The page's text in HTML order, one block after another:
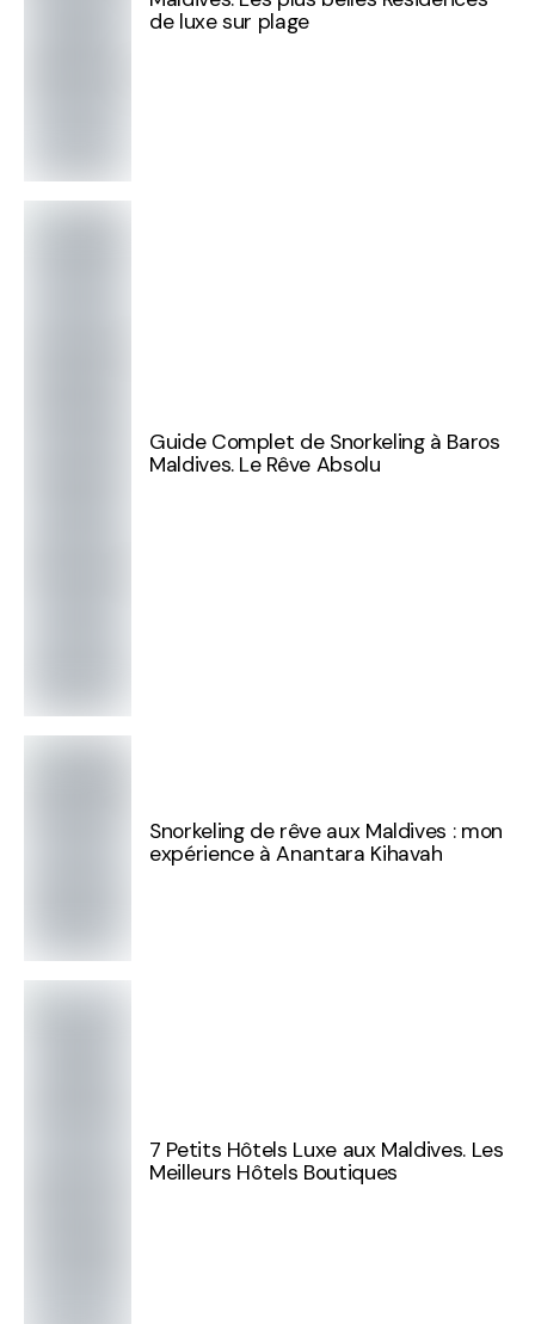
de luxe sur plage
Guide Complet de Snorkeling à Baros
Maldives. Le Rêve Absolu
Snorkeling de rêve aux Maldives : mon
expérience à Anantara Kihavah
7 Petits Hôtels Luxe aux Maldives. Les
Meilleurs Hôtels Boutiques